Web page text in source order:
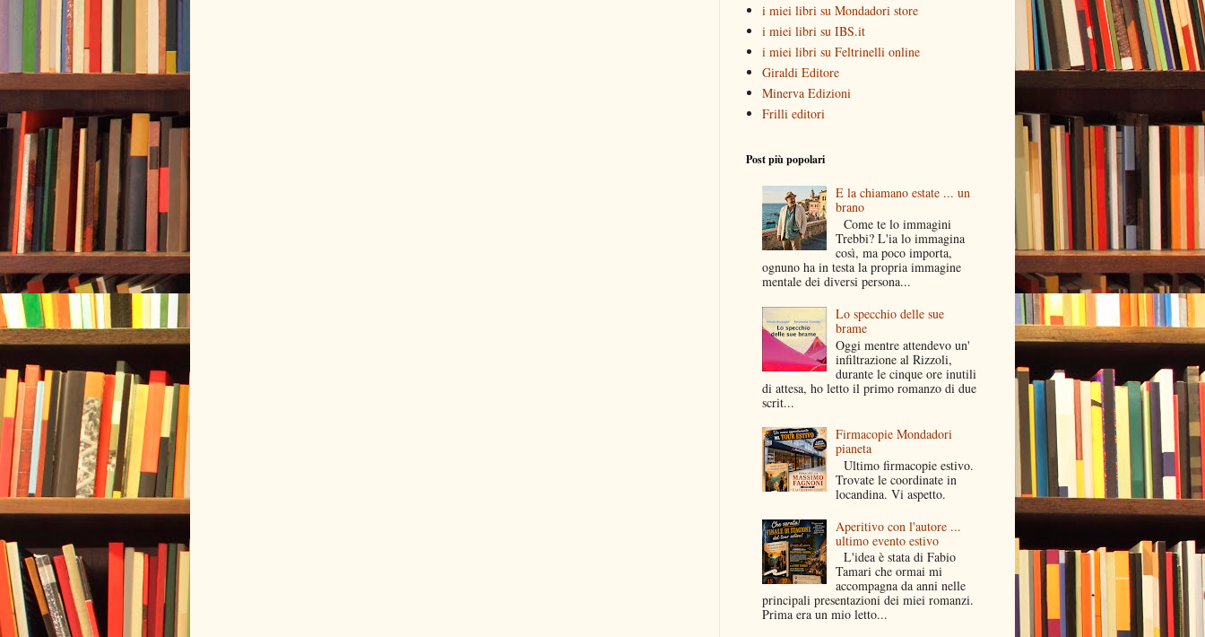
i miei libri su Mondadori store
i miei libri su IBS.it
i miei libri su Feltrinelli online
Giraldi Editore
Minerva Edizioni
Frilli editori
Post più popolari
E la chiamano estate ... un
brano
Come te lo immagini
Trebbi? L'ia lo immagina
così, ma poco importa,
ognuno ha in testa la propria immagine
mentale dei diversi persona...
Lo specchio delle sue
brame
Oggi mentre attendevo un'
infiltrazione al Rizzoli,
durante le cinque ore inutili
di attesa, ho letto il primo romanzo di due
scrit...
Firmacopie Mondadori
pianeta
Ultimo firmacopie estivo.
Trovate le coordinate in
locandina. Vi aspetto.
Aperitivo con l'autore ...
ultimo evento estivo
L'idea è stata di Fabio
Tamari che ormai mi
accompagna da anni nelle
principali presentazioni dei miei romanzi.
Prima era un mio letto...